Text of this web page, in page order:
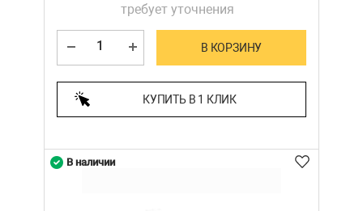
требует уточнения
В КОРЗИНУ
КУПИТЬ В 1 КЛИК
В наличии